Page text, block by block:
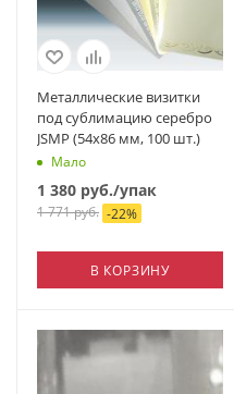
Металлические визитки
под сублимацию серебро
JSMP (54х86 мм, 100 шт.)
Мало
1 380 руб./упак
1 771руб. -22%
В КОРЗИНУ